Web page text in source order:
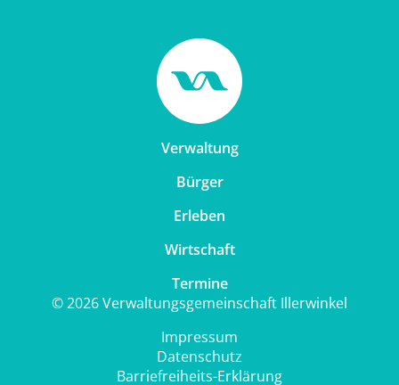
Verwaltung
Bürger
Erleben
Wirtschaft
Termine
© 2026 Verwaltungsgemeinschaft Illerwinkel
Impressum
Datenschutz
Barriefreiheits-Erklärung